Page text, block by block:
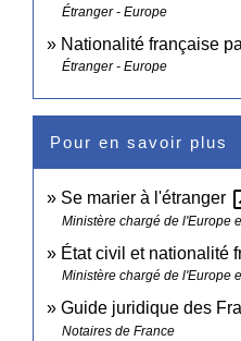
Étranger - Europe
Nationalité française
Étranger - Europe
Pour en savoir plus
Se marier à l'étranger
Ministère chargé de l'Europe
État civil et nationalité
Ministère chargé de l'Europe
Guide juridique des
Notaires de France